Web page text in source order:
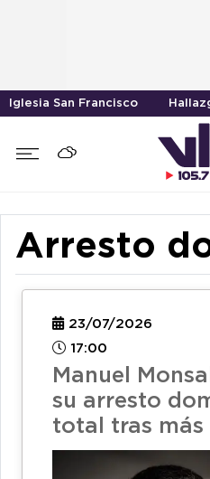
Iglesia San Francisco
Arresto
23/07/2026
17:00
Manuel
su arresto
total tras más